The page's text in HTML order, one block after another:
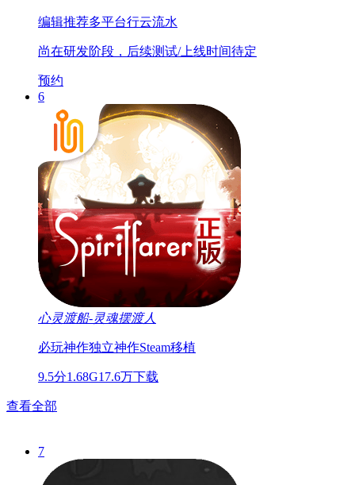
编辑推荐多平台行云流水
尚在研发阶段，后续测试/上线时间待定
预约
6
心灵渡船-灵魂摆渡人
必玩神作独立神作Steam移植
9.5分1.68G17.6万下载
查看全部
7